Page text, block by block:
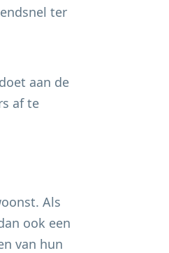
ter
aan de
af te
Als
ook een
van hun